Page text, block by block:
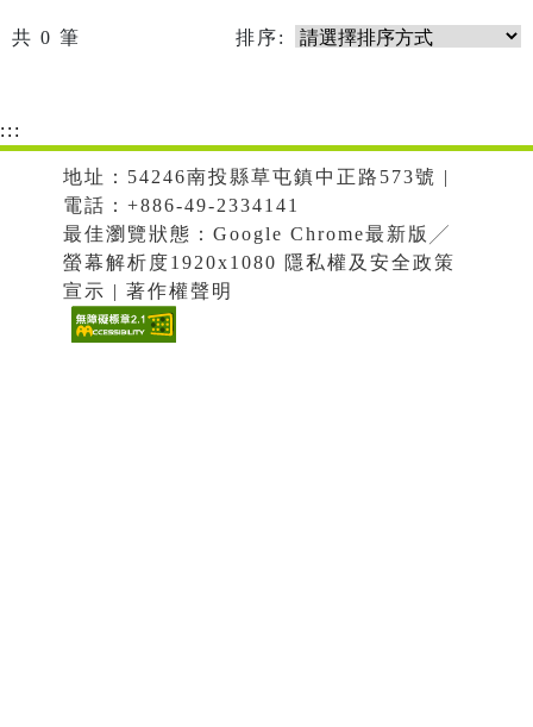
共 0 筆 排序:
:::
地址：54246南投縣草屯鎮中正路573號 |
電話：+886-49-2334141
最佳瀏覽狀態：Google Chrome最新版╱
螢幕解析度1920x1080 隱私權及安全政策
宣示 | 著作權聲明